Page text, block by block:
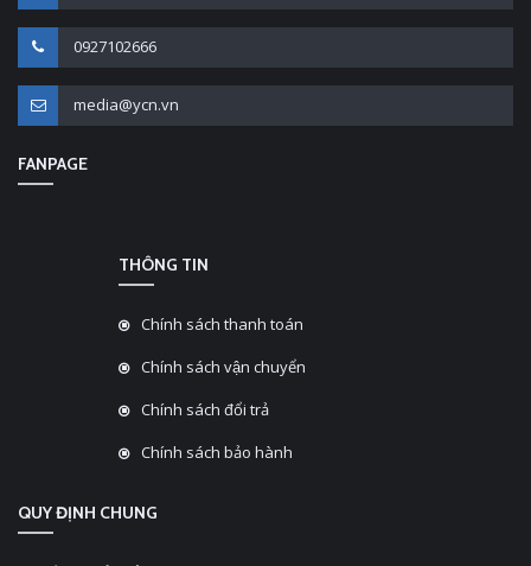
0927102666
media@ycn.vn
FANPAGE
THÔNG TIN
Chính sách thanh toán
Chính sách vận chuyển
Chính sách đổi trả
Chính sách bảo hành
QUY ĐỊNH CHUNG